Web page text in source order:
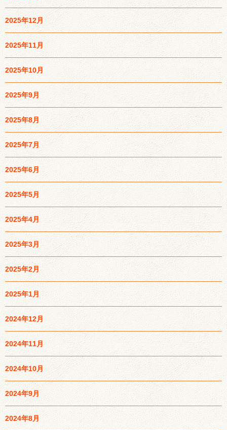
2025年12月
2025年11月
2025年10月
2025年9月
2025年8月
2025年7月
2025年6月
2025年5月
2025年4月
2025年3月
2025年2月
2025年1月
2024年12月
2024年11月
2024年10月
2024年9月
2024年8月